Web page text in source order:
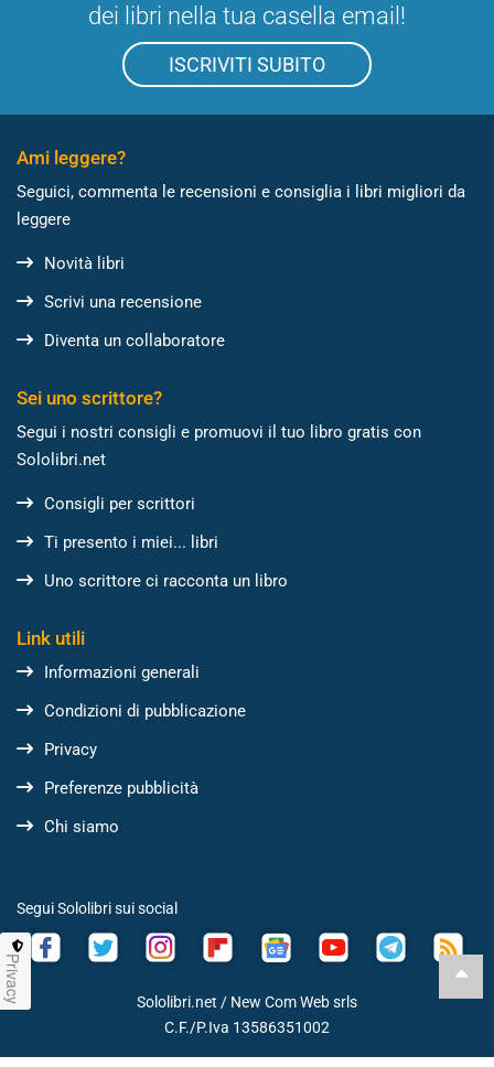
dei libri nella tua casella email!
ISCRIVITI SUBITO
Ami leggere?
Seguici, commenta le recensioni e consiglia i libri migliori da
leggere
Novità libri
Scrivi una recensione
Diventa un collaboratore
Sei uno scrittore?
Segui i nostri consigli e promuovi il tuo libro gratis con
Sololibri.net
Consigli per scrittori
Ti presento i miei... libri
Uno scrittore ci racconta un libro
Link utili
Informazioni generali
Condizioni di pubblicazione
Privacy
Preferenze pubblicità
Chi siamo
Segui Sololibri sui social
Sololibri.net / New Com Web srls
C.F./P.Iva 13586351002
Privacy